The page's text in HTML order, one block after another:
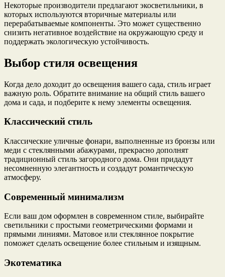
Некоторые производители предлагают экосветильники, в
которых используются вторичные материалы или
перерабатываемые компоненты. Это может существенно
снизить негативное воздействие на окружающую среду и
поддержать экологическую устойчивость.
Выбор стиля освещения
Когда дело доходит до освещения вашего сада, стиль играет
важную роль. Обратите внимание на общий стиль вашего
дома и сада, и подберите к нему элементы освещения.
Классический стиль
Классические уличные фонари, выполненные из бронзы или
меди с стеклянными абажурами, прекрасно дополнят
традиционный стиль загородного дома. Они придадут
несомненную элегантность и создадут романтическую
атмосферу.
Современный минимализм
Если ваш дом оформлен в современном стиле, выбирайте
светильники с простыми геометрическими формами и
прямыми линиями. Матовое или стеклянное покрытие
поможет сделать освещение более стильным и изящным.
Экотематика